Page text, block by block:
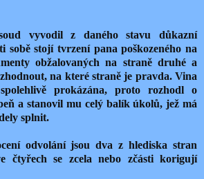
vyvodil z daného stavu důkazní
sobě stojí tvrzení pana poškozeného na
obžalovaných na straně druhé a
na které straně je pravda. Vina
prokázána, proto rozhodl o
a stanovil mu celý balík úkolů, jež má
splnit.
odvolání jsou dva z hlediska stran
čtyřech se zcela nebo zčásti korigují